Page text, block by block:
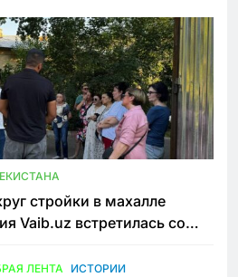
стройки в махалле
Vaib.uz встретилась со
ЛЕНТА ИСТОРИИ